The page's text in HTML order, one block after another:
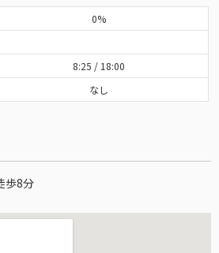
0%
8:25 / 18:00
なし
歩8分